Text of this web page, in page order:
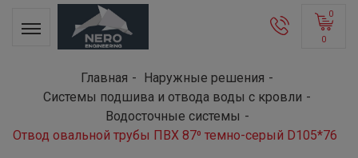
0
0
Главная
Наружные решения
Системы подшива и отвода воды с кровли
Водосточные системы
Отвод овальной трубы ПВХ 87⁰ темно-серый D105*76